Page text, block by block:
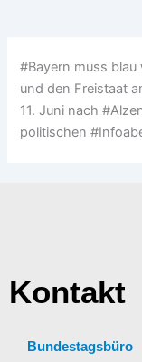
#Bayern muss
und den Freistaat
11. Juni nach
politischen
Kontakt
Bundestagsbüro